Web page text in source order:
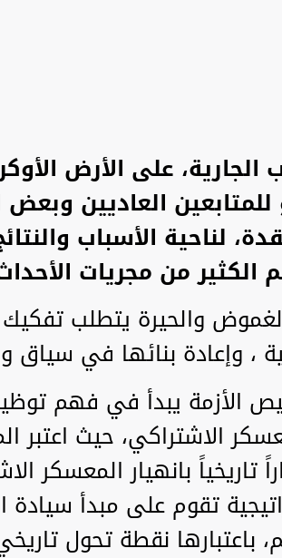
الجارية، على الأرض
للمتابعين العاديين
لناحية الأسباب
الكثير من مجريات
والحيرة يتطلب تفكيك
، وإعادة بنائها في
الأزمة يبدأ في فهم
الاشتراكي، حيث اعتبر
تاريخياً بانهيار المعسكر
تقوم على مبدأ
باعتبارها نقطة تحول